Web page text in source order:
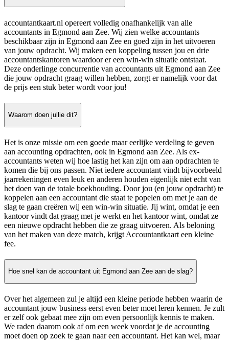
accountantkaart.nl opereert volledig onafhankelijk van alle
accountants in Egmond aan Zee. Wij zien welke accountants
beschikbaar zijn in Egmond aan Zee en goed zijn in het uitvoeren
van jouw opdracht. Wij maken een koppeling tussen jou en drie
accountantskantoren waardoor er een win-win situatie ontstaat.
Deze onderlinge concurrentie van accountants uit Egmond aan Zee
die jouw opdracht graag willen hebben, zorgt er namelijk voor dat
de prijs een stuk beter wordt voor jou!
Waarom doen jullie dit?
Het is onze missie om een goede maar eerlijke verdeling te geven
aan accounting opdrachten, ook in Egmond aan Zee. Als ex-
accountants weten wij hoe lastig het kan zijn om aan opdrachten te
komen die bij ons passen. Niet iedere accountant vindt bijvoorbeeld
jaarrekeningen even leuk en anderen houden eigenlijk niet echt van
het doen van de totale boekhouding. Door jou (en jouw opdracht) te
koppelen aan een accountant die staat te popelen om met je aan de
slag te gaan creëren wij een win-win situatie. Jij wint, omdat je een
kantoor vindt dat graag met je werkt en het kantoor wint, omdat ze
een nieuwe opdracht hebben die ze graag uitvoeren. Als beloning
van het maken van deze match, krijgt Accountantkaart een kleine
fee.
Hoe snel kan de accountant uit Egmond aan Zee aan de slag?
Over het algemeen zul je altijd een kleine periode hebben waarin de
accountant jouw business eerst even beter moet leren kennen. Je zult
er zelf ook gebaat mee zijn om even persoonlijk kennis te maken.
We raden daarom ook af om een week voordat je de accounting
moet doen op zoek te gaan naar een accountant. Het kan wel, maar